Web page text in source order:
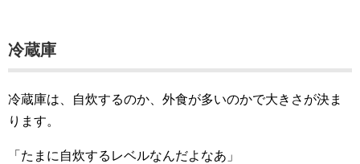
冷蔵庫
冷蔵庫は、自炊するのか、外食が多いのかで大きさが決ま
ります。
「たまに自炊するレベルなんだよなあ」